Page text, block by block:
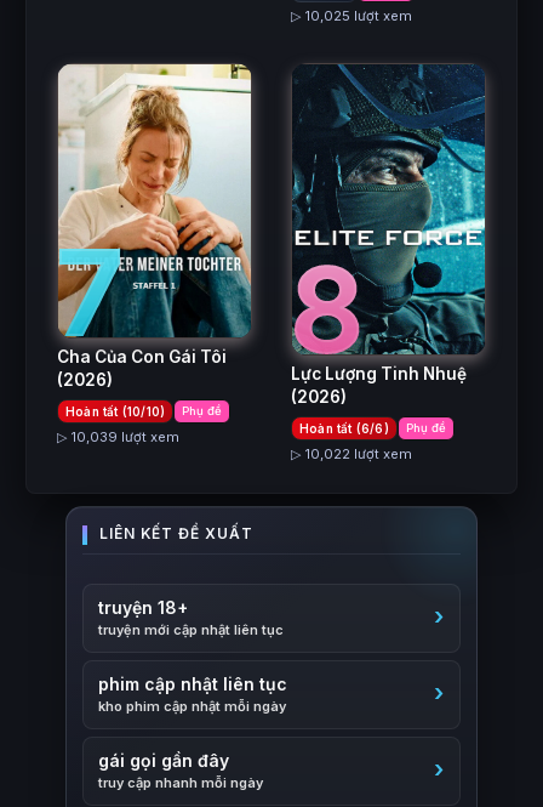
▷ 10,025 lượt xem
7
Cha Của Con Gái Tôi
(2026)
Hoàn tất (10/10) Phụ đề
▷ 10,039 lượt xem
8
Lực Lượng Tinh Nhuệ
(2026)
Hoàn tất (6/6) Phụ đề
▷ 10,022 lượt xem
truyện 18+
truyện mới cập nhật liên tục
phim cập nhật liên tục
kho phim cập nhật mỗi ngày
gái gọi gần đây
truy cập nhanh mỗi ngày